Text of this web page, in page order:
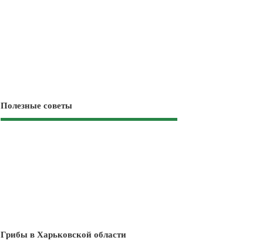
Полезные советы
Грибы в Харьковской области